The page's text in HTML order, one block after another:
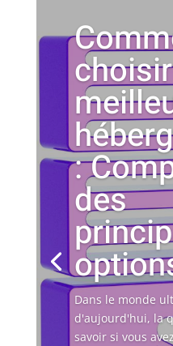
:
des
Dans le monde
d'aujourd'hui, la
savoir si vous